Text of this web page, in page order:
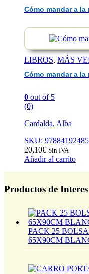
Cómo mandar a
LIBROS, MÁS
Cómo mandar a
0 out of 5
(0)
Cardalda, Alba
SKU:
20,10€ Sin IVA
Añadir al carrito
Productos de Interes
PACK 25
65X90CM